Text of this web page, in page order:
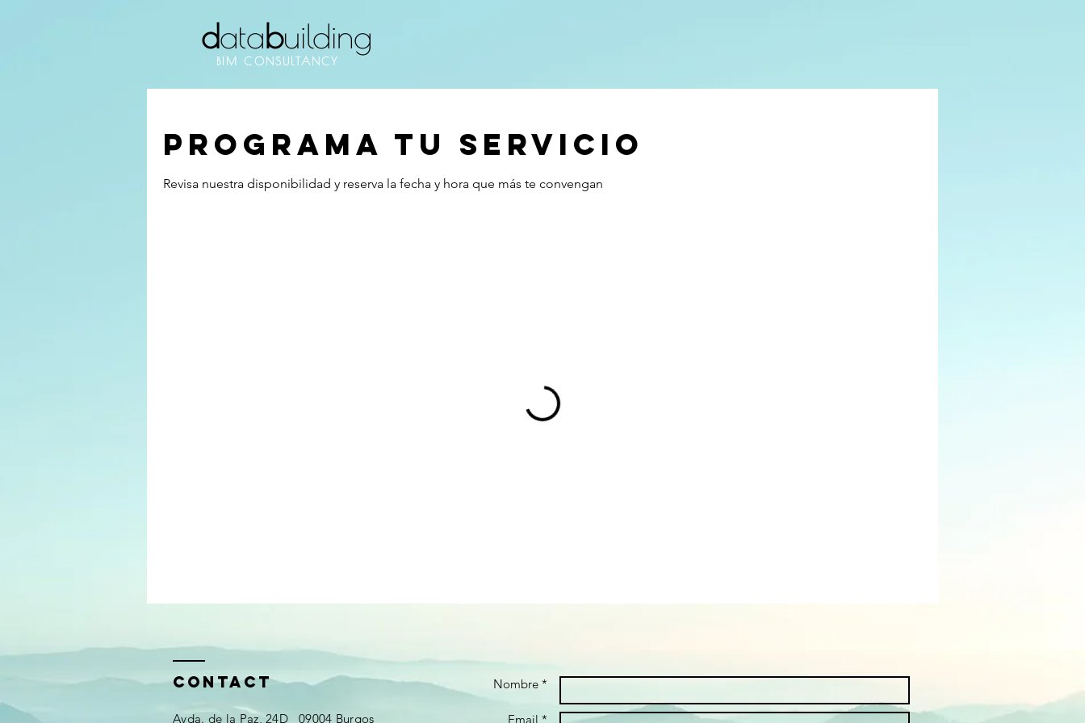
databuilding
BIM CONSULTANCY
Programa tu servicio
Revisa nuestra disponibilidad y reserva la fecha y hora que más te convengan
Contact
Avda. de la Paz, 24D 09004 Burgos
Nombre *
Email *